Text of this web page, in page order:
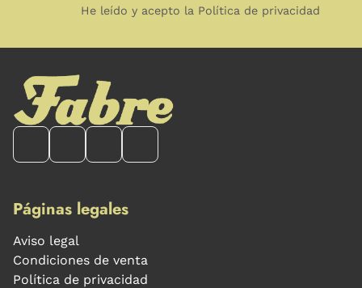
He leído y acepto la Política de privacidad
Páginas legales
Aviso legal
Condiciones de venta
Política de privacidad